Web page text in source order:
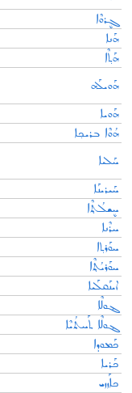
ܓܷܪܘܶܐ
ܗܰܢܐ
ܗܰܬ݂ܶܐ
ܗܰܘܝܠܰܗ
ܗܰܘܝܐ
ܗܳܘܶܐ ܒܪܝܟ݂ܐ
ܚܰܠܝܐ
ܚܰܝܪܝܢܰܐ
ܚܷܫܠܳܬ݂ܶܐ
ܚܪܶܢܐ
ܚܘܰܪܬ݂ܐ
ܚܘܰܪܝܳܬ݂ܶܐ
ܐܝܢܰܩܠܰܝܐ
ܔܘܠܶܐ
ܔܘܠܶܐ ܬܰܚܬܳܝܶܐ
ܟܰܡܘܕܐ
ܟܰܪܝܐ
ܟܐܰܙܙܝ